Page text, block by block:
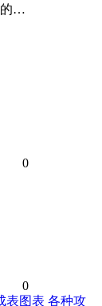
的…
0
0
各种攻